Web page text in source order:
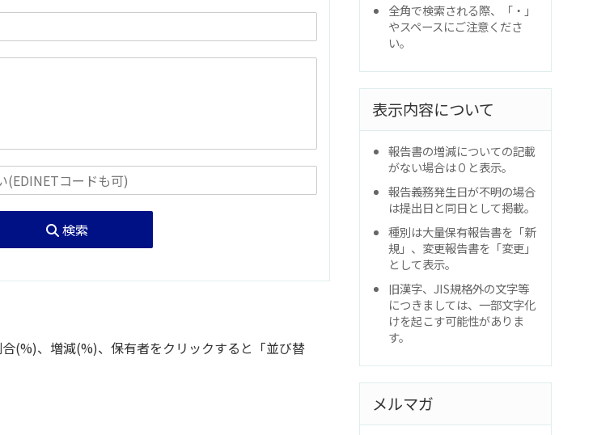
検索
(%)、増減(%)、保有者をクリックすると「並び替
全角で検索される際、「・」
やスペースにご注意くださ
い。
表示内容について
報告書の増減についての記載
がない場合は０と表示。
報告義務発生日が不明の場合
は提出日と同日として掲載。
種別は大量保有報告書を「新
規」、変更報告書を「変更」
として表示。
旧漢字、JIS規格外の文字等
につきましては、一部文字化
けを起こす可能性がありま
す。
メルマガ